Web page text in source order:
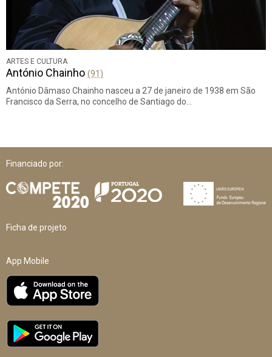
ARTES E CULTURA
António Chainho (91)
António Dâmaso Chainho nasceu a 27 de janeiro de 1938 em São
Francisco da Serra, no concelho de Santiago do…
Financiado por:
Ficha de projeto
App Mobile